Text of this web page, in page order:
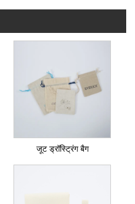
जूट ड्रॉस्ट्रिंग बैग